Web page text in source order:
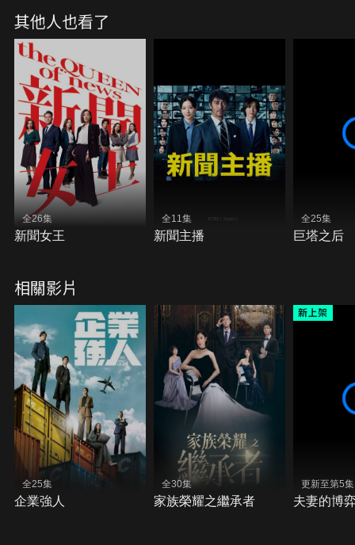
其他人也看了
全26集
新聞女王
全11集
新聞主播
全25集
巨塔之后
相關影片
全25集
企業強人
全30集
家族榮耀之繼承者
更新至第5集
夫妻的博